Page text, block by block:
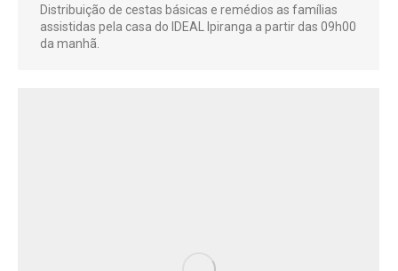
Distribuição de cestas básicas e remédios as famílias
assistidas pela casa do IDEAL Ipiranga a partir das 09h00
da manhã.